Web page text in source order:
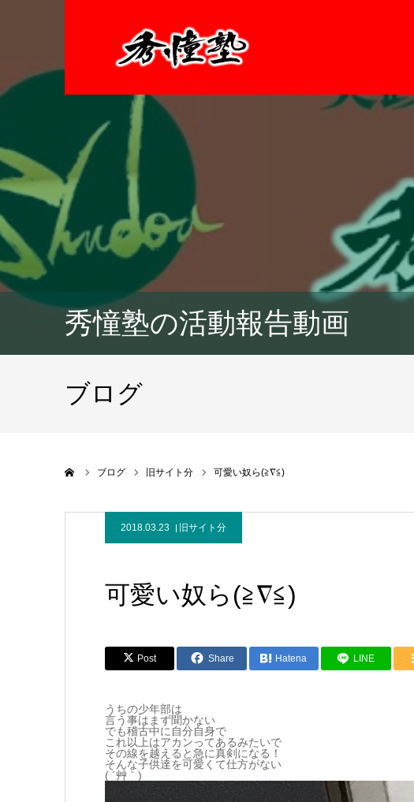
秀憧塾の活動報告動画
ブログ
ブログ 旧サイト分 可愛い奴ら(≧∇≦)
2018.03.23 旧サイト分
可愛い奴ら(≧∇≦)
Post Share Hatena LINE
うちの少年部は
言う事はまず聞かない
でも稽古中に自分自身で
これ以上はアカンってあるみたいで
その線を越えると急に真剣になる！
そんな子供達を可愛くて仕方がない
( ´艸｀)